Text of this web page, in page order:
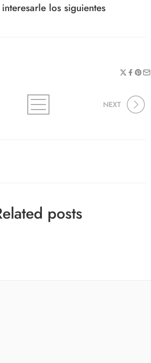
los siguientes
NEXT
posts